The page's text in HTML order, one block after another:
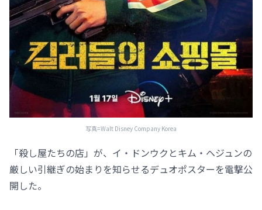
写真=Walt Disney Company Korea
「殺し屋たちの店」が、イ・ドンウクとキム・ヘジュンの
厳しい引継ぎの始まりを知らせるデュオポスターを電撃公
開した。